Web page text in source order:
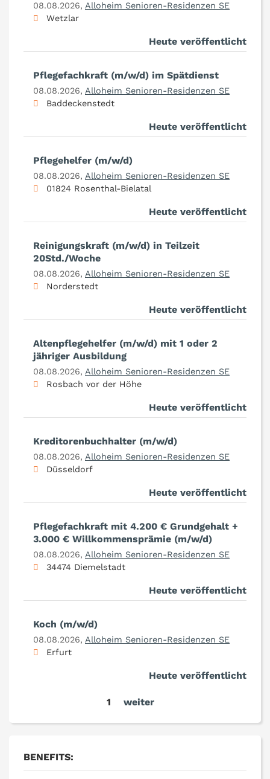
08.08.2026, Alloheim Senioren-Residenzen SE
Wetzlar
Heute veröffentlicht
Pflegefachkraft (m/w/d) im Spätdienst
08.08.2026, Alloheim Senioren-Residenzen SE
Baddeckenstedt
Heute veröffentlicht
Pflegehelfer (m/w/d)
08.08.2026, Alloheim Senioren-Residenzen SE
01824 Rosenthal-Bielatal
Heute veröffentlicht
Reinigungskraft (m/w/d) in Teilzeit
20Std./Woche
08.08.2026, Alloheim Senioren-Residenzen SE
Norderstedt
Heute veröffentlicht
Altenpflegehelfer (m/w/d) mit 1 oder 2
jähriger Ausbildung
08.08.2026, Alloheim Senioren-Residenzen SE
Rosbach vor der Höhe
Heute veröffentlicht
Kreditorenbuchhalter (m/w/d)
08.08.2026, Alloheim Senioren-Residenzen SE
Düsseldorf
Heute veröffentlicht
Pflegefachkraft mit 4.200 € Grundgehalt +
3.000 € Willkommensprämie (m/w/d)
08.08.2026, Alloheim Senioren-Residenzen SE
34474 Diemelstadt
Heute veröffentlicht
Koch (m/w/d)
08.08.2026, Alloheim Senioren-Residenzen SE
Erfurt
Heute veröffentlicht
1 weiter
BENEFITS: